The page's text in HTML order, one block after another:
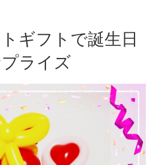
ギフトで誕生日
ライズ